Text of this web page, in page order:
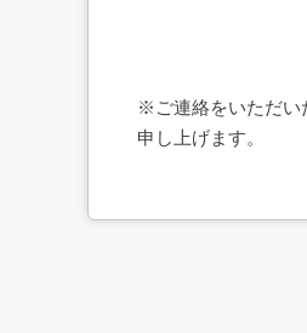
※ご連絡をいただい
申し上げます。